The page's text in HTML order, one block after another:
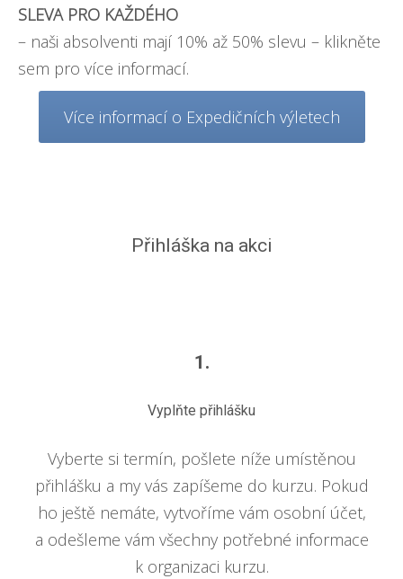
SLEVA PRO KAŽDÉHO
– naši absolventi mají 10% až 50% slevu – klikněte
sem pro více informací.
Více informací o Expedičních výletech
Přihláška na akci
1.
Vyplňte přihlášku
Vyberte si termín, pošlete níže umístěnou
přihlášku a my vás zapíšeme do kurzu. Pokud
ho ještě nemáte, vytvoříme vám osobní účet,
a odešleme vám všechny potřebné informace
k organizaci kurzu.